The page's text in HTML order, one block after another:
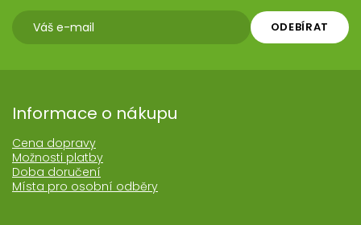
ODEBÍRAT
Informace o nákupu
Cena dopravy
Možnosti platby
Doba doručení
Místa pro osobní odběry